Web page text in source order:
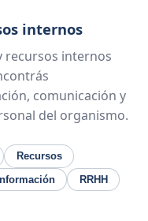
internos
recursos internos
comunicación y
del organismo.
Recursos
Información
RRHH